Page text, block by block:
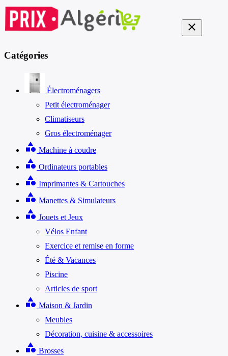
close
Catégories
Électroménagers
Petit électroménager
Climatiseurs
Gros électroménager
category Machine à coudre
category Ordinateurs portables
category Imprimantes & Cartouches
category Manettes & Simulateurs
category Jouets et Jeux
Vélos Enfant
Exercice et remise en forme
Été & Vacances
Piscine
Articles de sport
category Maison & Jardin
Meubles
Décoration, cuisine & accessoires
category Brosses